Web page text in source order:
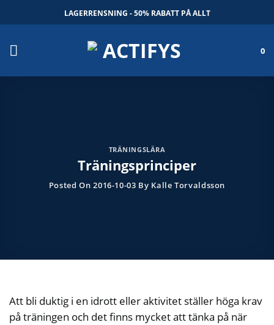
to
LAGERRENSNING - 50% RABATT PÅ ALLT
0
TRÄNINGSLÄRA
Träningsprinciper
Posted On2016-10-03 By Kalle Torvaldsson
Att bli duktig i en idrott eller aktivitet ställer höga krav
på träningen och det finns mycket att tänka på när